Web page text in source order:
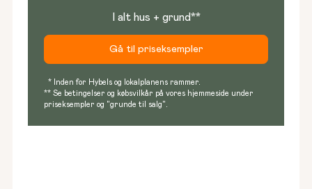
I alt hus + grund**
Gå til priseksempler
* Inden for Hybels og lokalplanens rammer.
** Se betingelser og købsvilkår på vores hjemmeside under
priseksempler og "grunde til salg".